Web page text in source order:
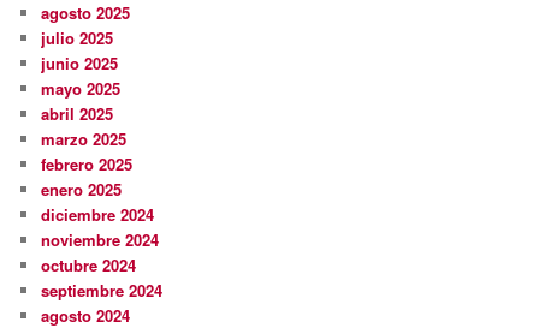
agosto 2025
julio 2025
junio 2025
mayo 2025
abril 2025
marzo 2025
febrero 2025
enero 2025
diciembre 2024
noviembre 2024
octubre 2024
septiembre 2024
agosto 2024